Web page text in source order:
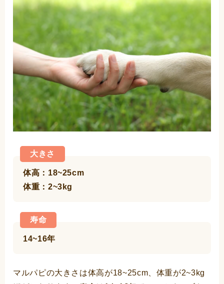
大きさ
体高：18~25cm
体重：2~3kg
寿命
14~16年
マルパピの大きさは体高が18~25cm、体重が2~3kg